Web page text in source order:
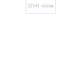
22141 visitas